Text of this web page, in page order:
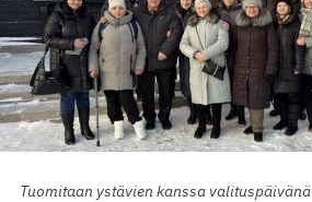
Tuomitaan ystävien kanssa valituspäivänä